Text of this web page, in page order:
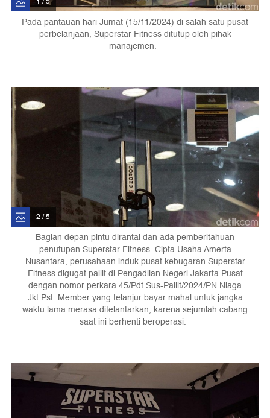
Pada pantauan hari Jumat (15/11/2024) di salah satu pusat
perbelanjaan, Superstar Fitness ditutup oleh pihak
manajemen.
2 / 5
Bagian depan pintu dirantai dan ada pemberitahuan
penutupan Superstar Fitness. Cipta Usaha Amerta
Nusantara, perusahaan induk pusat kebugaran Superstar
Fitness digugat pailit di Pengadilan Negeri Jakarta Pusat
dengan nomor perkara 45/Pdt.Sus-Pailit/2024/PN Niaga
Jkt.Pst. Member yang telanjur bayar mahal untuk jangka
waktu lama merasa ditelantarkan, karena sejumlah cabang
saat ini berhenti beroperasi.